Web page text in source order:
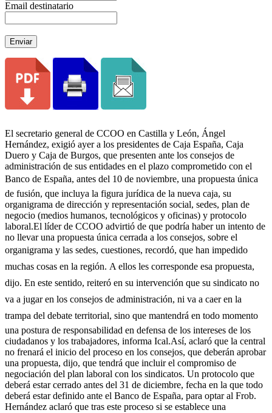
Email destinatario
Enviar
El secretario general de CCOO en Castilla y León, Ángel
Hernández, exigió ayer a los presidentes de Caja España, Caja
Duero y Caja de Burgos, que presenten ante los consejos de
administración de sus entidades en el plazo comprometido con el
Banco de España, antes del 10 de noviembre, una propuesta única
de fusión, que incluya la figura jurídica de la nueva caja, su
organigrama de dirección y representación social, sedes, plan de
negocio (medios humanos, tecnológicos y oficinas) y protocolo
laboral.El líder de CCOO advirtió de que podría haber un intento de
no llevar una propuesta única cerrada a los consejos, sobre el
organigrama y las sedes, cuestiones, recordó, que han impedido
muchas cosas en la región. A ellos les corresponde esa propuesta,
dijo. En este sentido, reiteró en su intervención que su sindicato no
va a jugar en los consejos de administración, ni va a caer en la
trampa del debate territorial, sino que mantendrá en todo momento
una postura de responsabilidad en defensa de los intereses de los
ciudadanos y los trabajadores, informa Ical.Así, aclaró que la central
no frenará el inicio del proceso en los consejos, que deberán aprobar
una propuesta, dijo, que tendrá que incluir el compromiso de
negociación del plan laboral con los sindicatos. Un protocolo que
deberá estar cerrado antes del 31 de diciembre, fecha en la que todo
deberá estar definido ante el Banco de España, para optar al Frob.
Hernández aclaró que tras este proceso si se establece una